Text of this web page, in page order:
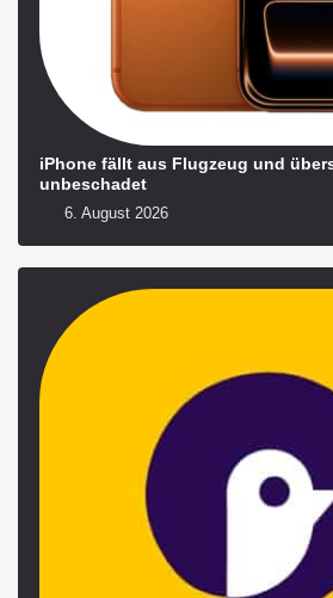
iPhone fällt aus Flugzeug und
unbeschadet
6. August 2026